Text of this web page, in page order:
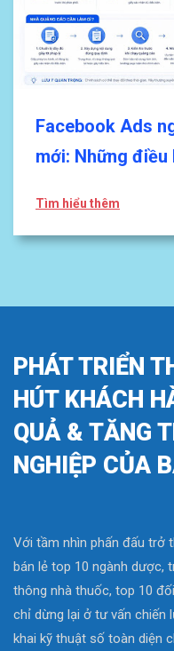
Facebook Ads
mới: Những điều
Tìm hiểu thêm
PHÁT TRIỂN
HÚT KHÁCH
QUẢ & TĂNG
NGHIỆP CỦA
Với tầm nhìn phấn đấu trở
bán lẻ top 10 ngành dược,
thông nhà thuốc, top 10
chỉ dừng lại ở tư vấn chiến
khai kỹ thuật số toàn diện